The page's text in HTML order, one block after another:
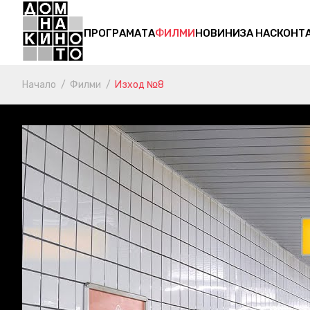
ПРОГРАМАТАФИЛМИНОВИНИЗА НАС
Начало Филми Изход №8